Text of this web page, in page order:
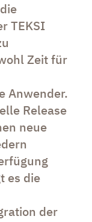
TEKSI
Zeit für
Anwender.
Release
neue
es die
der